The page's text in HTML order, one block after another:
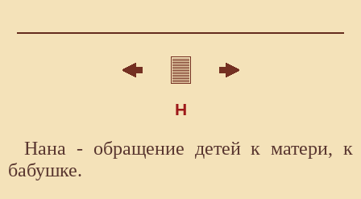
Н
Нана - обращение детей к матери, к
бабушке.